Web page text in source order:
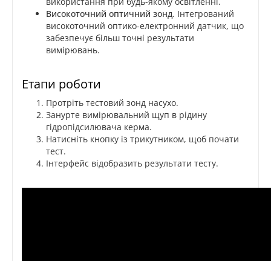
Високоточний оптичний зонд. Інтегрований
високоточний оптико-електронний датчик, що
забезпечує більш точні результати
вимірювань.
Етапи роботи
Протріть тестовий зонд насухо.
Занурте вимірювальний щуп в рідину
гідропідсилювача керма.
Натисніть кнопку із трикутником, щоб почати
тест.
Інтерфейс відобразить результати тесту.